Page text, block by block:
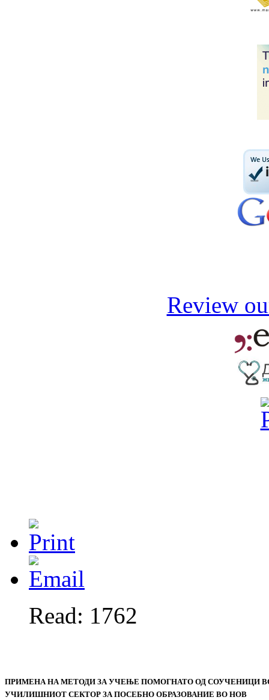
Review
Read: 1762
ПРИМЕНА НА МЕТОДИ ЗА УЧEЊЕ ПОМОГНАТО ОД СОУЧЕНИЦИ
УЧИЛИШНИОТ СЕКТОР ЗА ПОСЕБНО ОБРАЗОВАНИЕ ВО НОВ